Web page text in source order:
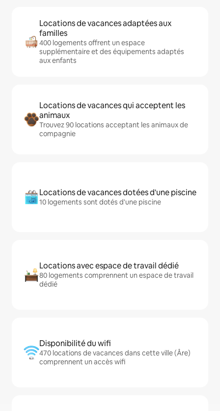
Locations de vacances adaptées aux
familles
400 logements offrent un espace
supplémentaire et des équipements adaptés
aux enfants
Locations de vacances qui acceptent les
animaux
Trouvez 90 locations acceptant les animaux de
compagnie
Locations de vacances dotées d'une piscine
10 logements sont dotés d'une piscine
Locations avec espace de travail dédié
80 logements comprennent un espace de travail
dédié
Disponibilité du wifi
470 locations de vacances dans cette ville (Åre)
comprennent un accès wifi